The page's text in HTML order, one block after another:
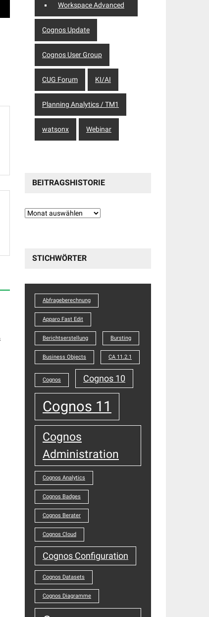
Workspace Advanced
Cognos Update
Cognos User Group
CUG Forum KI/AI
Planning Analytics / TM1
watsonx Webinar
BEITRAGSHISTORIE
Beitragshistorie
STICHWÖRTER
Abfrageberechnung
Apparo Fast Edit
Berichtserstellung Bursting
Business Objects CA 11.2.1
Cognos Cognos 10
Cognos 11
Cognos
Administration
Cognos Analytics
Cognos Badges
Cognos Berater
Cognos Cloud
Cognos Configuration
Cognos Datasets
Cognos Diagramme